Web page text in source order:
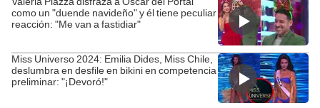
como un "duende navideño" y él tiene peculiar
reacción: "Me van a fastidiar"
Miss Universo 2024: Emilia Dides, Miss Chile,
deslumbra en desfile en bikini en competencia
preliminar: "¡Devoró!"